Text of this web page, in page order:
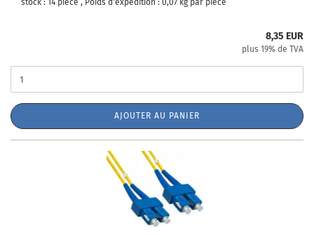
stock : 14 pièce , Poids d'expédition : 0,07 kg par pièce
8,35 EUR
plus 19% de TVA
AJOUTER AU PANIER